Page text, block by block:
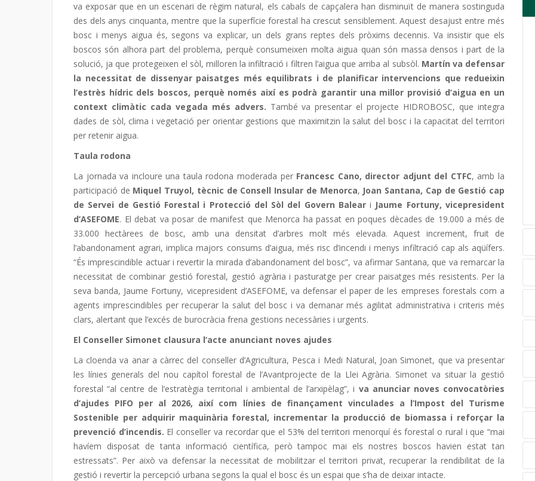
va exposar que en un escenari de règim natural, els cabals de capçalera han disminuït de manera sostinguda
des dels anys cinquanta, mentre que la superfície forestal ha crescut sensiblement. Aquest desajust entre més
bosc i menys aigua és, segons va explicar, un dels grans reptes dels pròxims decennis. Va insistir que els
boscos són alhora part del problema, perquè consumeixen molta aigua quan són massa densos i part de la
solució, ja que protegeixen el sòl, milloren la infiltració i filtren l’aigua que arriba al subsòl. Martín va defensar
la necessitat de dissenyar paisatges més equilibrats i de planificar intervencions que redueixin
l’estrès hídric dels boscos, perquè només així es podrà garantir una millor provisió d’aigua en un
context climàtic cada vegada més advers. També va presentar el projecte HIDROBOSC, que integra
dades de sòl, clima i vegetació per orientar gestions que maximitzin la salut del bosc i la capacitat del territori
per retenir aigua.
Taula rodona
La jornada va incloure una taula rodona moderada per Francesc Cano, director adjunt del CTFC, amb la
participació de Miquel Truyol, tècnic de Consell Insular de Menorca, Joan Santana, Cap de Gestió cap
de Servei de Gestió Forestal i Protecció del Sòl del Govern Baleari Jaume Fortuny, vicepresident
d’ASEFOME. El debat va posar de manifest que Menorca ha passat en poques dècades de 19.000 a més de
33.000 hectàrees de bosc, amb una densitat d’arbres molt més elevada. Aquest increment, fruit de
l’abandonament agrari, implica majors consums d’aigua, més risc d’incendi i menys infiltració cap als aqüífers.
“És imprescindible actuar i revertir la mirada d’abandonament del bosc”, va afirmar Santana, que va remarcar la
necessitat de combinar gestió forestal, gestió agrària i pasturatge per crear paisatges més resistents. Per la
seva banda, Jaume Fortuny, vicepresident d’ASEFOME, va defensar el paper de les empreses forestals com a
agents imprescindibles per recuperar la salut del bosc i va demanar més agilitat administrativa i criteris més
clars, alertant que l’excés de burocràcia frena gestions necessàries i urgents.
El Conseller Simonet clausura l’acte anunciant noves ajudes
La cloenda va anar a càrrec del conseller d’Agricultura, Pesca i Medi Natural, Joan Simonet, que va presentar
les línies generals del nou capítol forestal de l’Avantprojecte de la Llei Agrària. Simonet va situar la gestió
forestal “al centre de l’estratègia territorial i ambiental de l’arxipèlag”, i va anunciar noves convocatòries
d’ajudes PIFO per al 2026, així com línies de finançament vinculades a l’Impost del Turisme
Sostenible per adquirir maquinària forestal, incrementar la producció de biomassa i reforçar la
prevenció d’incendis. El conseller va recordar que el 53% del territori menorquí és forestal o rural i que “mai
havíem disposat de tanta informació científica, però tampoc mai els nostres boscos havien estat tan
estressats”. Per això va defensar la necessitat de mobilitzar el territori privat, recuperar la rendibilitat de la
gestió i revertir la percepció urbana segons la qual el bosc és un espai que s’ha de deixar intacte.